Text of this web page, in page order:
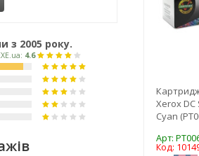
Xerox DC
Cyan
Арт:
Код:
з 2005 року.